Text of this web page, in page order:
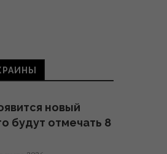
новый
будут отмечать 8